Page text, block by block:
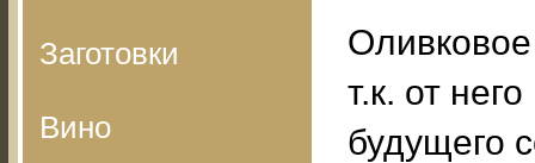
Заготовки
Вино
т.к. от
будущего